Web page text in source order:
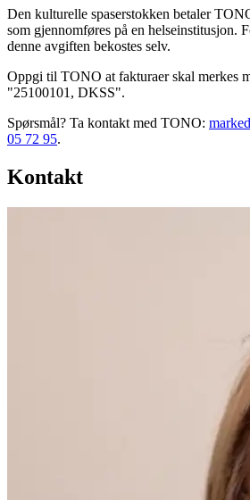
Den kulturelle spaserstokken betaler
som gjennomføres på en helseinstitusjon.
denne avgiften bekostes selv.
Oppgi til TONO at fakturaer skal merkes
"25100101, DKSS".
Spørsmål? Ta kontakt med TONO:
05 72 95.
Kontakt